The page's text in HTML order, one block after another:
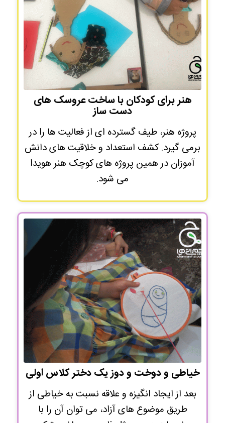
هنر برای کودکان با ساخت عروسک های
دست ساز
پروژه هنر، طیف گسترده ای از فعالیت ها را در
برمی گیرد. کشف استعداد و خلاقیت های دانش
آموزان در همین پروژه های کوچک هنر هویدا
می شود.
خیاطی و دوخت و دوز یک دختر کلاس اولی
بعد از ایجاد انگیزه و علاقه نسبت به خیاطی از
طریق موضوع های آزاد، می توان آن را با